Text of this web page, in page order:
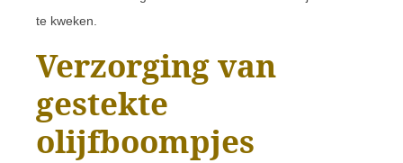
te kweken.
Verzorging van
gestekte
olijfboompjes